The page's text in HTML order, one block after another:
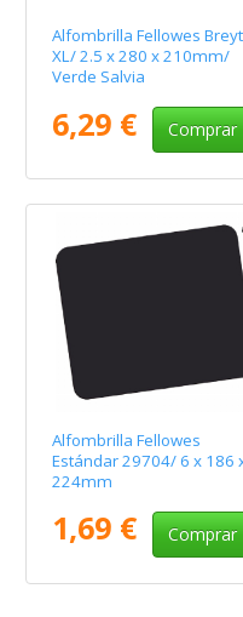
Alfombrilla Fellowes
XL/ 2.5 x 280 x 210mm/
Verde Salvia
6,29 € Comprar
Alfombrilla Fellowes
Estándar 29704/ 6 x 186
224mm
1,69 € Comprar